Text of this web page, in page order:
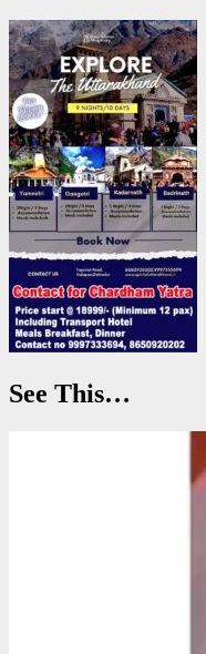
See This…